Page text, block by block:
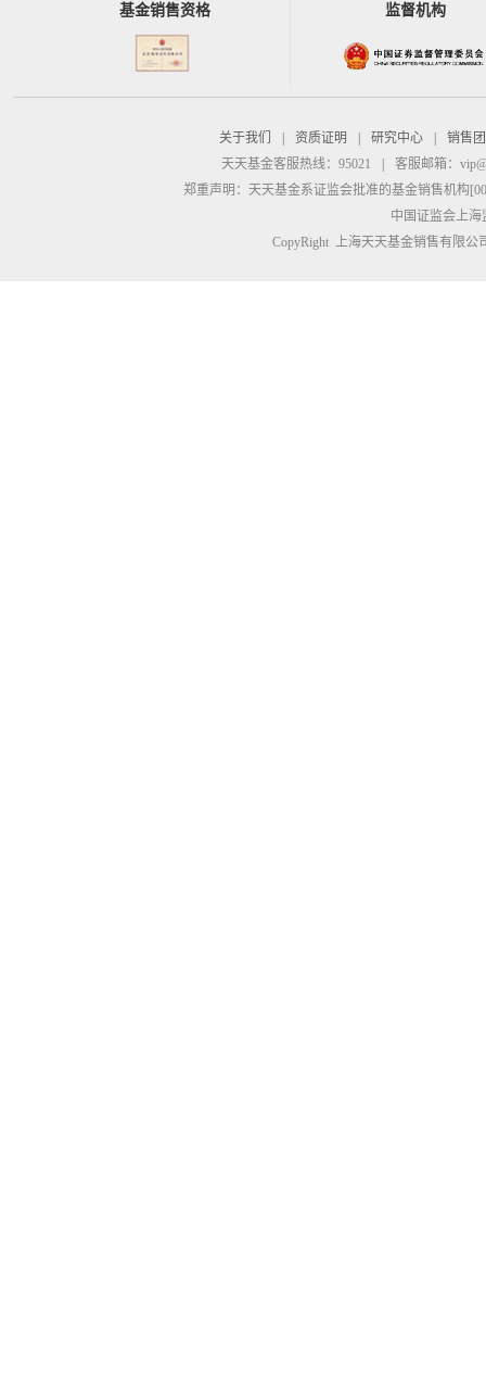
基金销售资格 监督机构
关于我们 资质证明 研究中心
销售
天天基金客服热线：95021
客服邮箱：
郑重声明： 天天基金系证监会批准的基金销售机构
中国证监会上
CopyRight 上海天天基金销售有限